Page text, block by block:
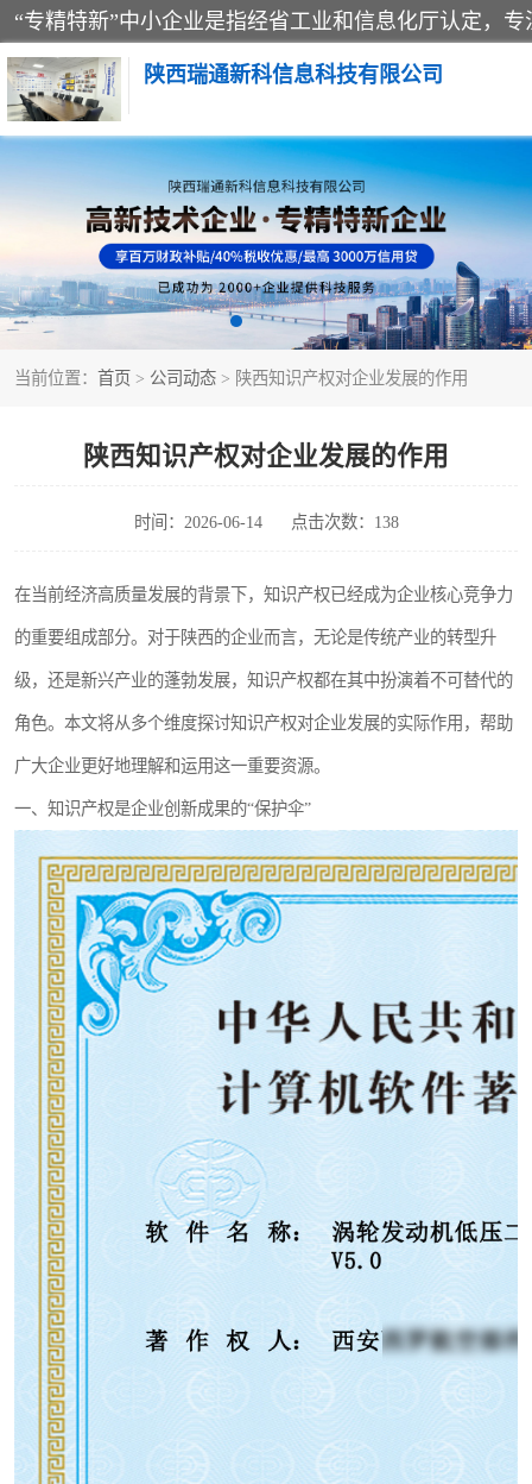
陕西瑞通新科信息科技有限公司
当前位置： 首页 > 公司动态 > 陕西知识产权对企业发展的作用
陕西知识产权对企业发展的作用
时间：2026-06-14 点击次数：138
在当前经济高质量发展的背景下，知识产权已经成为企业核心竞争力
的重要组成部分。对于陕西的企业而言，无论是传统产业的转型升
级，还是新兴产业的蓬勃发展，知识产权都在其中扮演着不可替代的
角色。本文将从多个维度探讨知识产权对企业发展的实际作用，帮助
广大企业更好地理解和运用这一重要资源。
一、知识产权是企业创新成果的“保护伞”